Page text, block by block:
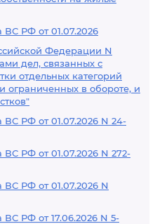
РФ от 01.07.2026
Федерации N
дел, связанных с
отдельных категорий
ограниченных в обороте, и
РФ от 01.07.2026 N 24-
РФ от 01.07.2026 N 272-
РФ от 01.07.2026 N
РФ от 17.06.2026 N 5-